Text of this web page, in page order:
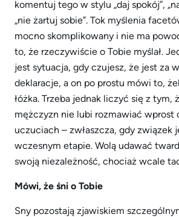
komentuj tego w stylu „daj spokój”,
„nie żartuj sobie”. Tok myślenia
mocno skomplikowany i nie ma
to, że rzeczywiście o Tobie myślał.
jest sytuacja, gdy czujesz, że jest za
deklaracje, a on po prostu mówi to,
łóżka. Trzeba jednak liczyć się z tym,
mężczyzn nie lubi rozmawiać wprost
uczuciach – zwłaszcza, gdy związek
wczesnym etapie. Wolą udawać
swoją niezależność, chociaż wcale
Mówi, że śni o Tobie
Sny pozostają zjawiskiem